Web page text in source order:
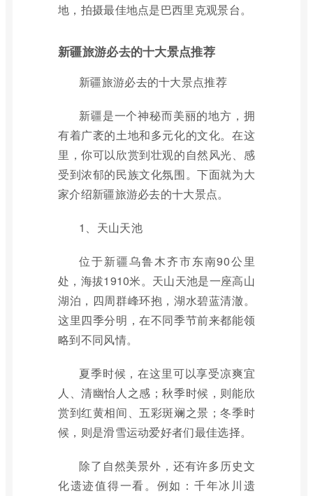
地，拍摄最佳地点是巴西里克观景台。
新疆旅游必去的十大景点推荐
新疆旅游必去的十大景点推荐
新疆是一个神秘而美丽的地方，拥
有着广袤的土地和多元化的文化。在这
里，你可以欣赏到壮观的自然风光、感
受到浓郁的民族文化氛围。下面就为大
家介绍新疆旅游必去的十大景点。
1、天山天池
位于新疆乌鲁木齐市东南90公里
处，海拔1910米。天山天池是一座高山
湖泊，四周群峰环抱，湖水碧蓝清澈。
这里四季分明，在不同季节前来都能领
略到不同风情。
夏季时候，在这里可以享受凉爽宜
人、清幽怡人之感；秋季时候，则能欣
赏到红黄相间、五彩斑斓之景；冬季时
候，则是滑雪运动爱好者们最佳选择。
除了自然美景外，还有许多历史文
化遗迹值得一看。例如：千年冰川遗